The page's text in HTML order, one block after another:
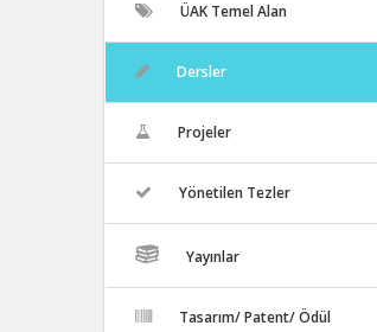
ÜAK Temel Alan
Dersler
Projeler
Yönetilen Tezler
Yayınlar
Tasarım/ Patent/ Ödül